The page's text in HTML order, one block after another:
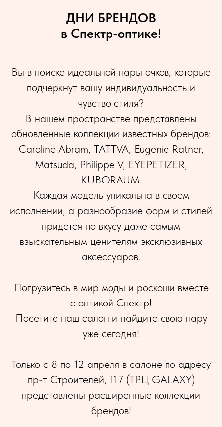
ДНИ БРЕНДОВ
в Спектр-оптике!
Вы в поиске идеальной пары очков, которые
подчеркнут вашу индивидуальность и
чувство стиля?
В нашем пространстве представлены
обновленные коллекции известных брендов:
Caroline Abram, TATTVA, Eugenie Ratner,
Matsuda, Philippe V, EYEPETIZER,
KUBORAUM.
Каждая модель уникальна в своем
исполнении, а разнообразие форм и стилей
придется по вкусу даже самым
взыскательным ценителям эксклюзивных
аксессуаров.
Погрузитесь в мир моды и роскоши вместе
с оптикой Спектр!
Посетите наш салон и найдите свою пару
уже сегодня!
Только с 8 по 12 апреля в салоне по адресу
пр-т Строителей, 117 (ТРЦ GALAXY)
представлены расширенные коллекции
брендов!